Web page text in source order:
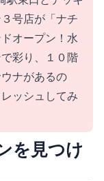
号店が「ナチ
オープン！水
彩り、１０階
ナがあるの
ッシュしてみ
を見つけ